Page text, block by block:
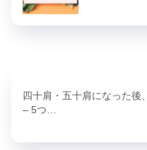
四十肩・五十肩になった後
– 5つ…